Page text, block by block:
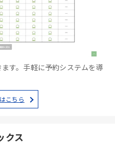
す。手軽に予約システムを導
こちら
クス